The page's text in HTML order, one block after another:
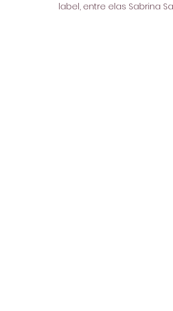
label, entre elas Sabrina